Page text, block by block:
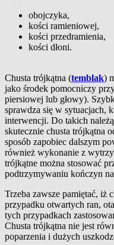
obojczyka,
kości ramieniowej,
kości przedramienia,
kości dłoni.
Chusta trójkątna (temblak)
jako środek pomocniczy
piersiowej lub głowy).
sprawdza się w sytuacjach,
interwencji. Do takich
skutecznie chusta trójkątna
sposób zapobiec dalszym
również wykonanie z
trójkątne można stosować
podtrzymywaniu kończyn
Trzeba zawsze pamiętać, iż
przypadku otwartych ran,
tych przypadkach
Chusta trójkątna nie jest
poparzenia i dużych